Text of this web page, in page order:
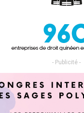
- Publicité -